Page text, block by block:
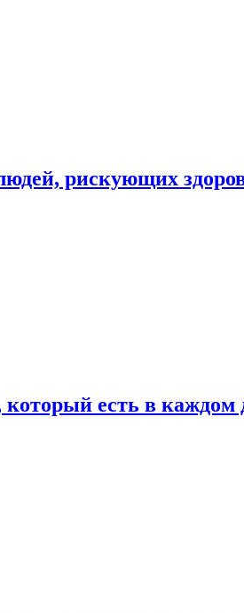
рискующих
который есть в каждом